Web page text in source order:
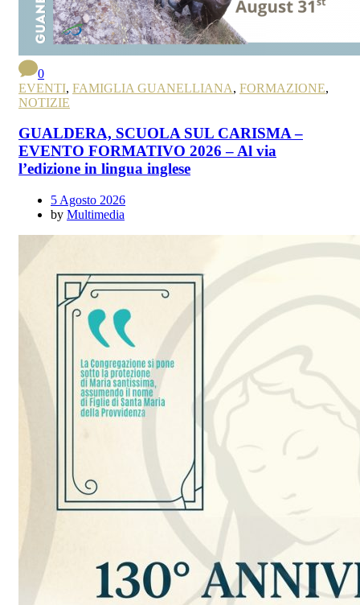
0
EVENTI, FAMIGLIA GUANELLIANA, FORMAZIONE,
NOTIZIE
GUALDERA, SCUOLA SUL CARISMA –
EVENTO FORMATIVO 2026 – Al via
l’edizione in lingua inglese
5 Agosto 2026
by Multimedia